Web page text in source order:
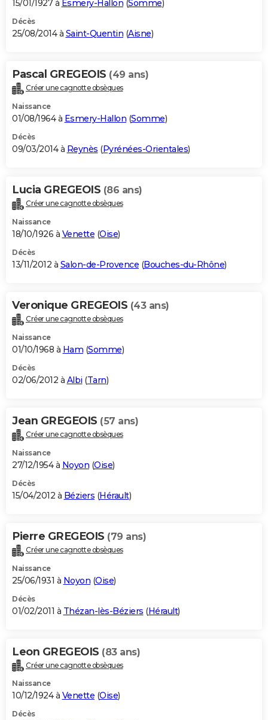
15/01/1927 à Esmery-Hallon (Somme)
Décès
25/08/2014 à Saint-Quentin (Aisne)
Pascal GREGEOIS (49 ans)
Créer une cagnotte obsèques
Naissance
01/08/1964 à Esmery-Hallon (Somme)
Décès
09/03/2014 à Reynès (Pyrénées-Orientales)
Lucia GREGEOIS (86 ans)
Créer une cagnotte obsèques
Naissance
18/10/1926 à Venette (Oise)
Décès
13/11/2012 à Salon-de-Provence (Bouches-du-Rhône)
Veronique GREGEOIS (43 ans)
Créer une cagnotte obsèques
Naissance
01/10/1968 à Ham (Somme)
Décès
02/06/2012 à Albi (Tarn)
Jean GREGEOIS (57 ans)
Créer une cagnotte obsèques
Naissance
27/12/1954 à Noyon (Oise)
Décès
15/04/2012 à Béziers (Hérault)
Pierre GREGEOIS (79 ans)
Créer une cagnotte obsèques
Naissance
25/06/1931 à Noyon (Oise)
Décès
01/02/2011 à Thézan-lès-Béziers (Hérault)
Leon GREGEOIS (83 ans)
Créer une cagnotte obsèques
Naissance
10/12/1924 à Venette (Oise)
Décès